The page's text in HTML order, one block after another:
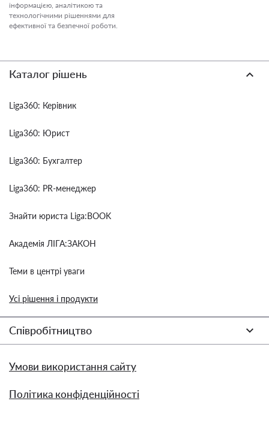
інформацією, аналітикою та
технологічними рішеннями для
ефективної та безпечної роботи.
Каталог рішень
Liga360: Керівник
Liga360: Юрист
Liga360: Бухгалтер
Liga360: PR-менеджер
Знайти юриста Liga:BOOK
Академія ЛІГА:ЗАКОН
Теми в центрі уваги
Усі рішення і продукти
Співробітництво
Умови використання сайту
Політика конфіденційності